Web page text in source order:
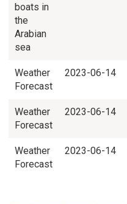
boats in
the
Arabian
sea
Weather
Forecast
2023-06-14
Weather
Forecast
2023-06-14
Weather
Forecast
2023-06-14